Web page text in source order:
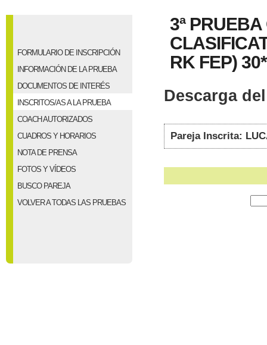
FORMULARIO DE INSCRIPCIÓN
INFORMACIÓN DE LA PRUEBA
DOCUMENTOS DE INTERÉS
INSCRITOS/AS A LA PRUEBA
COACH AUTORIZADOS
CUADROS Y HORARIOS
NOTA DE PRENSA
FOTOS Y VÍDEOS
BUSCO PAREJA
VOLVER A TODAS LAS PRUEBAS
3ª
RK FEP) 30*
Descarga
Pareja Inscrita: